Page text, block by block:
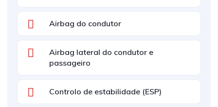
Airbag do condutor
Airbag lateral do condutor e
passageiro
Controlo de estabilidade (ESP)